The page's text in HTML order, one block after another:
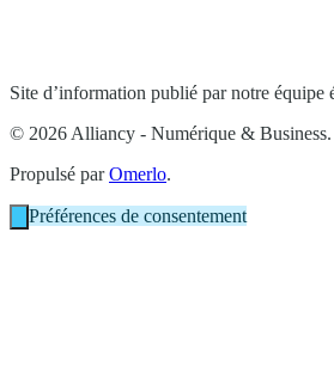
Site d’information publié par notre équipe
© 2026 Alliancy - Numérique & Business.
Propulsé parOmerlo.
Préférences de consentement